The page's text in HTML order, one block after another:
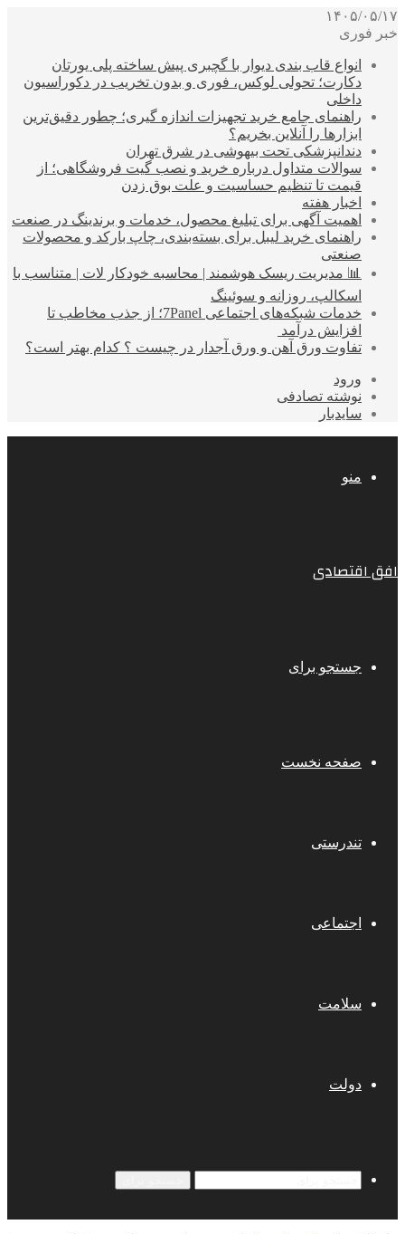
۱۴۰۵/۰۵/۱۷
خبر فوری
انواع قاب بندی دیوار با گچبری پیش ساخته پلی یورتان
دکارت؛ تحولی لوکس، فوری و بدون تخریب در دکوراسیون
داخلی
راهنمای جامع خرید تجهیزات اندازه گیری؛ چطور دقیق‌ترین
ابزارها را آنلاین بخریم؟
دندانپزشکی تحت بیهوشی در شرق تهران
سوالات متداول درباره خرید و نصب گیت فروشگاهی؛ از
قیمت تا تنظیم حساسیت و علت بوق زدن
اخبار هفته
اهمیت آگهی برای تبلیغ محصول، خدمات و برندینگ در صنعت
راهنمای خرید لیبل برای بسته‌بندی، چاپ بارکد و محصولات
صنعتی
📊 مدیریت ریسک هوشمند | محاسبه خودکار لات | متناسب با
اسکالپ، روزانه و سوئینگ
خدمات شبکه‌های اجتماعی 7Panel؛ از جذب مخاطب تا
افزایش درآمد
تفاوت ورق آهن و ورق آجدار در چیست ؟ کدام بهتر است؟
ورود
نوشته تصادفی
سایدبار
منو
افق اقتصادی
جستجو برای
صفحه نخست
تندرستی
اجتماعی
سلامت
دولت